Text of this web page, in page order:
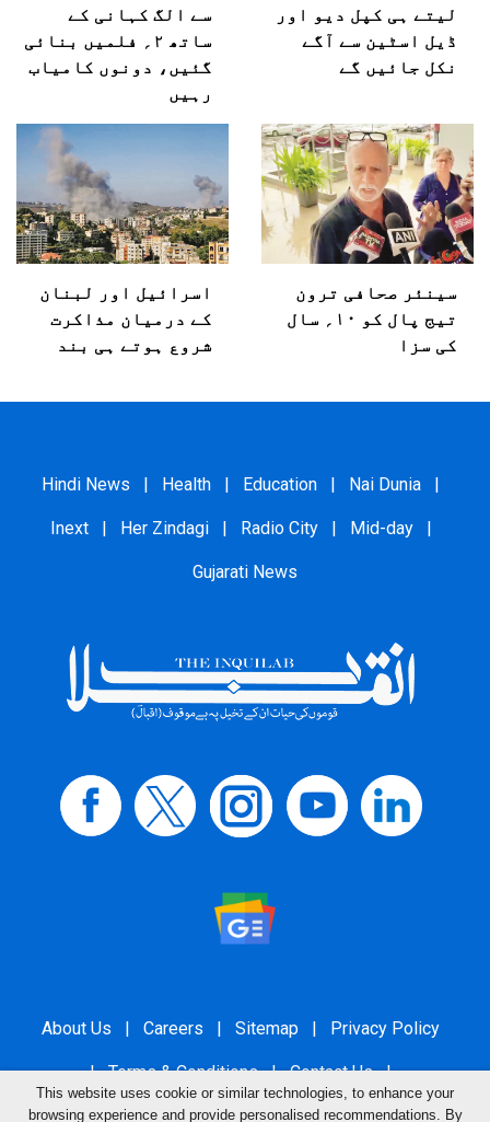
لیتے ہی کپل دیو اور
ڈیل اسٹین سے آگے
نکل جائیں گے
سے الگ کہانی کے
ساتھ ۲؍ فلمیں بنائی
گئیں، دونوں کامیاب
رہیں
سینئر صحافی ترون
تیج پال کو ۱۰؍ سال
کی سزا
اسرائیل اور لبنان
کے درمیان مذاکرت
شروع ہوتے ہی بند
Hindi News | Health | Education | Nai Dunia |
Inext | Her Zindagi | Radio City | Mid-day |
Gujarati News
About Us | Careers | Sitemap | Privacy Policy
| Terms & Conditions | Contact Us |
Grievance Redressal
This website uses cookie or similar technologies, to enhance your
browsing experience and provide personalised recommendations. By